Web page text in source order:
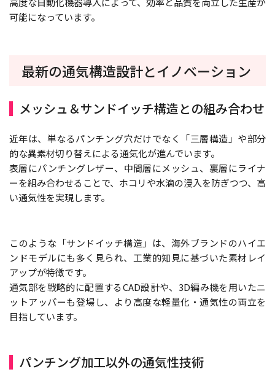
可能になっています。
最新の通気構造設計とイノベーション
メッシュ＆サンドイッチ構造との組み合わせ
近年は、単なるパンチング穴だけでなく「三層構造」や部分
的な異素材切り替えによる通気化が進んでいます。
表層にパンチングレザー、中間層にメッシュ、裏層にライナ
ーを組み合わせることで、ホコリや水滴の浸入を防ぎつつ、高
い通気性を実現します。
このような「サンドイッチ構造」は、海外ブランドのハイエ
ンドモデルにも多く見られ、工業的知見に基づいた素材レイ
アップが特徴です。
通気部を戦略的に配置するCAD設計や、3D編み機を用いたニ
ットアッパーも登場し、より高度な軽量化・通気性の両立を
目指しています。
パンチング加工以外の通気性技術